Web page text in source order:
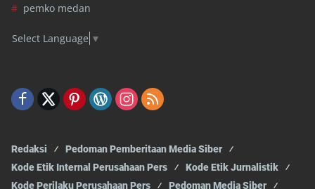
pemko medan
Select Language ▼
Redaksi
Pedoman Pemberitaan Media Siber
Kode Etik Internal Perusahaan Pers
Kode Etik Jurnalistik
Kode Perilaku Perusahaan Pers
Pedoman Media Siber